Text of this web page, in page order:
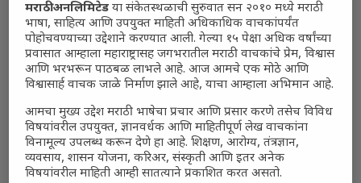
मराठी अनलिमिटेड या संकेतस्थळाची सुरुवात सन २०१० मध्ये मराठी
भाषा, साहित्य आणि उपयुक्त माहिती अधिकाधिक वाचकांपर्यंत
पोहोचवण्याच्या उद्देशाने करण्यात आली. गेल्या १५ पेक्षा अधिक वर्षांच्या
प्रवासात आम्हाला महाराष्ट्रासह जगभरातील मराठी वाचकांचे प्रेम, विश्वास
आणि भरभरून पाठबळ लाभले आहे. आज आमचे एक मोठे आणि
विश्वासार्ह वाचक जाळे निर्माण झाले आहे, याचा आम्हाला अभिमान आहे.
आमचा मुख्य उद्देश मराठी भाषेचा प्रचार आणि प्रसार करणे तसेच विविध
विषयांवरील उपयुक्त, ज्ञानवर्धक आणि माहितीपूर्ण लेख वाचकांना
विनामूल्य उपलब्ध करून देणे हा आहे. शिक्षण, आरोग्य, तंत्रज्ञान,
व्यवसाय, शासन योजना, करिअर, संस्कृती आणि इतर अनेक
विषयांवरील माहिती आम्ही सातत्याने प्रकाशित करत असतो.